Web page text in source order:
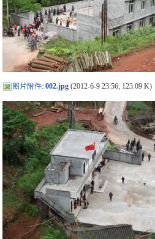
图片附件:002.jpg (2012-6-9 23:56, 123.09 K)